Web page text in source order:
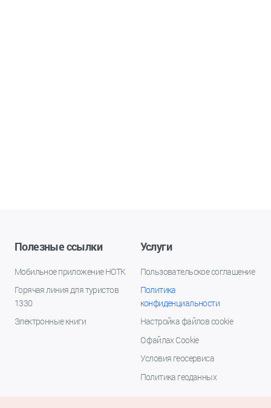
Полезные ссылки
Мобильное приложение НОТК
Горячая линия для туристов
1330
Электронные книги
Услуги
Пользовательское соглашение
Политика
конфиденциальности
Настройка файлов cookie
О файлах Cookie
Условия геосервиса
Политика геоданных